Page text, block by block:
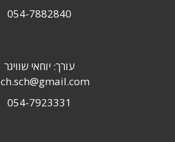
054-7882840
עורך: יוחאי שוויגר
054-7923331